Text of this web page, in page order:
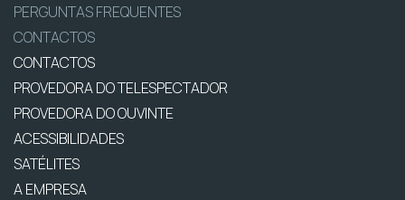
PERGUNTAS FREQUENTES
CONTACTOS
CONTACTOS
PROVEDORA DO TELESPECTADOR
PROVEDORA DO OUVINTE
ACESSIBILIDADES
SATÉLITES
A EMPRESA